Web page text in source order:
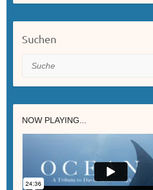
Suchen
Suche
NOW PLAYING...